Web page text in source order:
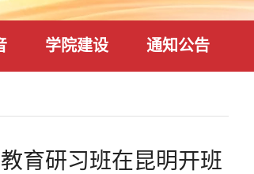
学院建设 通知公告
育研习班在昆明开班